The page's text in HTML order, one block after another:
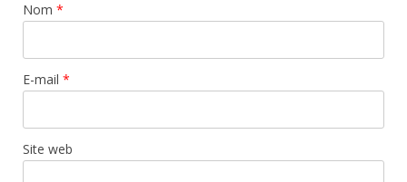
Nom *
E-mail *
Site web